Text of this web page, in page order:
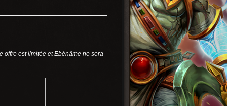
offre est limitée et Ebénâme ne sera